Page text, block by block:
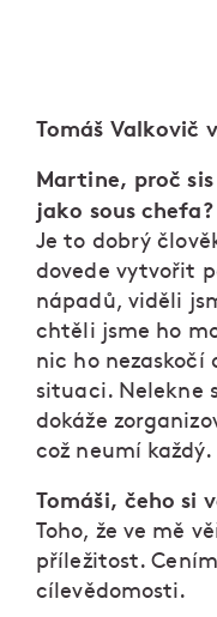
Tomáš Valkovič
Martine, proč
jako sous chefa?
Je to dobrý
dovede vytvořit
nápadů, viděli
chtěli jsme ho
nic ho nezaskočí
situaci. Nelekne
dokáže
což neumí každý.
Tomáši, čeho si
Toho, že ve mě
příležitost.
cílevědomosti.